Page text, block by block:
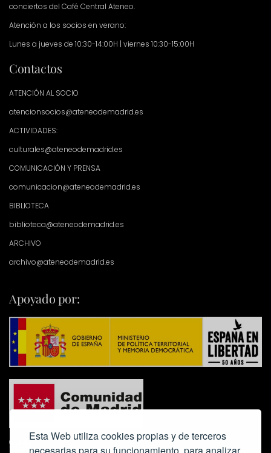
Esta Web utiliza cookies propias y de terceros
conciertos del Café Central Ateneo.
Atención a los socios en verano:
Lunes a jueves de 10:30-14:00H | viernes 10:30-15:00H
Contactos
ATENCIÓN AL SOCIO
atencionsocios@ateneodemadrid.es
ACTIVIDADES:
culturales@ateneodemadrid.es
COMUNICACIÓN Y PRENSA
comunicacion@ateneodemadrid.es
BIBLIOTECA
biblioteca@ateneodemadrid.es
ARCHIVO
archivo@ateneodemadrid.es
Apoyado por: